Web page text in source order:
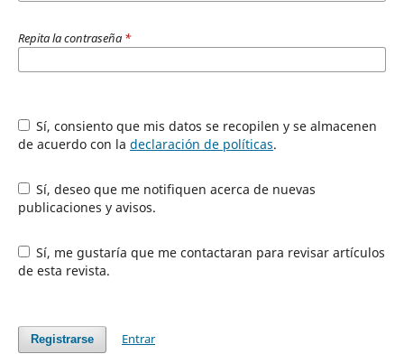
Repita la contraseña *
Sí, consiento que mis datos se recopilen y se almacenen
de acuerdo con la declaración de políticas.
Sí, deseo que me notifiquen acerca de nuevas
publicaciones y avisos.
Sí, me gustaría que me contactaran para revisar artículos
de esta revista.
Registrarse Entrar